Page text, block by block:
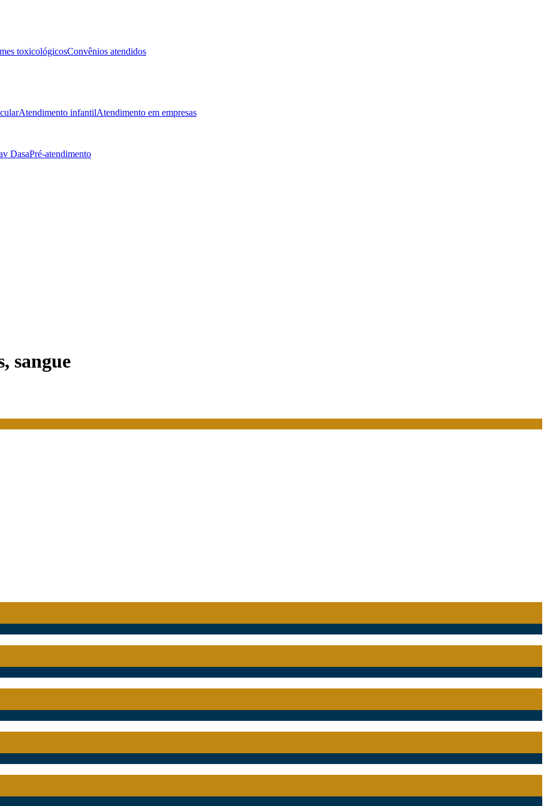
toxicológicosConvênios atendidos
Atendimento infantilAtendimento em empresas
DasaPré-atendimento
sangue